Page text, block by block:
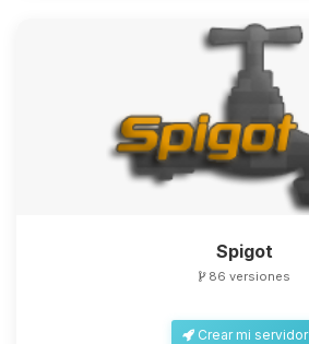
Spigot
86 versiones
Crear mi servidor